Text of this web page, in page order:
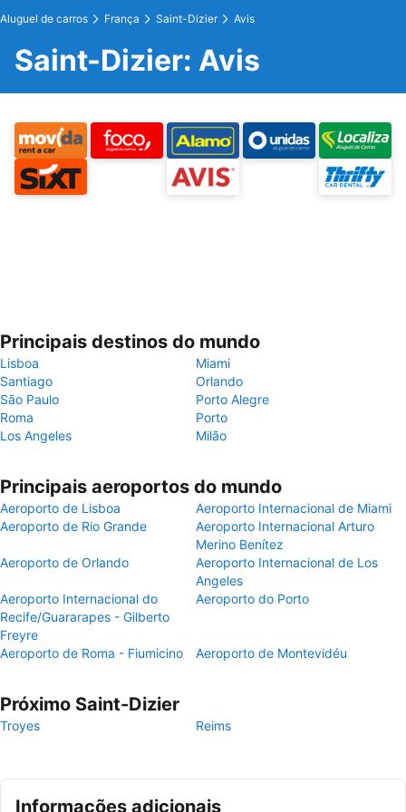
Aluguel de carros França Saint-Dizier Avis
Saint-Dizier: Avis
Principais destinos do mundo
Lisboa
Miami
Santiago
Orlando
São Paulo
Porto Alegre
Roma
Porto
Los Angeles
Milão
Principais aeroportos do mundo
Aeroporto de Lisboa
Aeroporto Internacional de Miami
Aeroporto de Rio Grande
Aeroporto Internacional Arturo
Merino Benítez
Aeroporto de Orlando
Aeroporto Internacional de Los
Angeles
Aeroporto Internacional do
Recife/Guararapes - Gilberto
Freyre
Aeroporto do Porto
Aeroporto de Roma - Fiumicino Aeroporto de Montevidéu
Próximo Saint-Dizier
Troyes Reims
Informações adicionais